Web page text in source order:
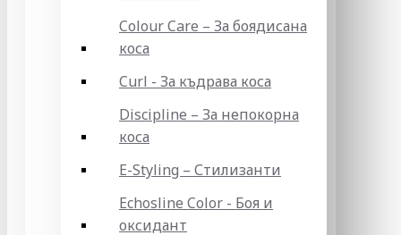
Colour Care – За боядисана
коса
Curl - За къдрава коса
Discipline – За непокорна
коса
E-Styling – Стилизанти
Echosline Color - Боя и
оксидант